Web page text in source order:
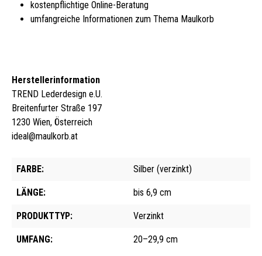
kostenpflichtige Online-Beratung
umfangreiche Informationen zum Thema Maulkorb
Herstellerinformation
TREND Lederdesign e.U.
Breitenfurter Straße 197
1230 Wien, Österreich
ideal@maulkorb.at
FARBE: Silber (verzinkt)
LÄNGE: bis 6,9 cm
PRODUKTTYP: Verzinkt
UMFANG: 20–29,9 cm